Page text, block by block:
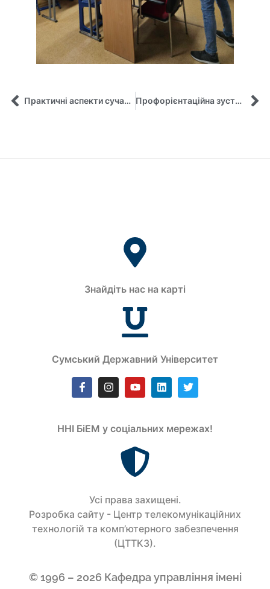
Практичні аспекти сучасного менеджменту та публічного врядування в міжнародному середовищі Профорієнтаційна зустріч як орієнтир для майбутнього: діалог зі здобувачами 11 класу Лебединського ЗЗСО І-ІІІ ступенів № 5
Знайдіть нас на карті
Сумський Державний Університет
ННІ БіЕМ у соціальних мережах!
Усi права захищенi.
Розробка сайту - Центр телекомунікаційних
технологій та комп’ютерного забезпечення
(ЦТТКЗ).
© 1996 – 2026 Кафедра управління імені